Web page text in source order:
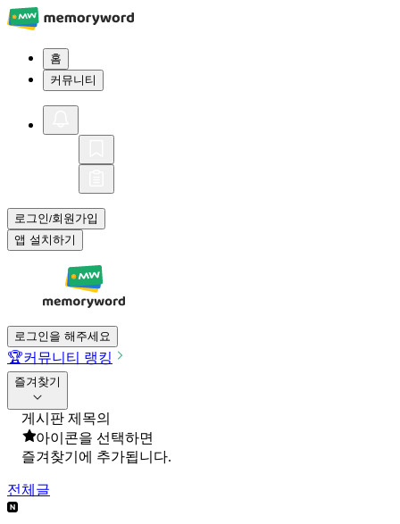
홈
커뮤니티
로그인/회원가입
앱 설치하기
로그인을 해주세요
🏆커뮤니티 랭킹
즐겨찾기
게시판 제목의
아이콘을 선택하면
즐겨찾기에 추가됩니다.
전체글